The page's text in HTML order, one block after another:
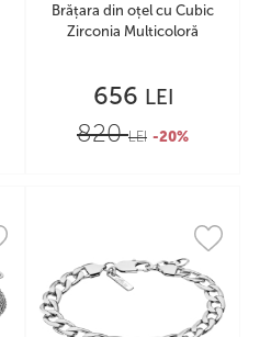
Brățara din oțel cu Cubic
Zirconia Multicoloră
656 LEI
820LEI -20%